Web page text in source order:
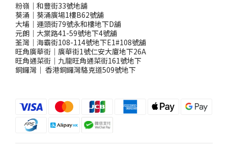
粉嶺｜和豐街33號地舖
葵涌｜葵涌廣場1樓B62號舖
大埔｜運頭街79號永和樓地下D舖
元朗｜大棠路41-59號地下4號舖
荃灣｜海霸街108-114號地下E1#108號舖
旺角廣華街｜廣華街1號仁安大廈地下26A
旺角通菜街｜九龍旺角通菜街161號地下
銅鑼灣 ｜ 香港銅鑼灣駱克道509號地下